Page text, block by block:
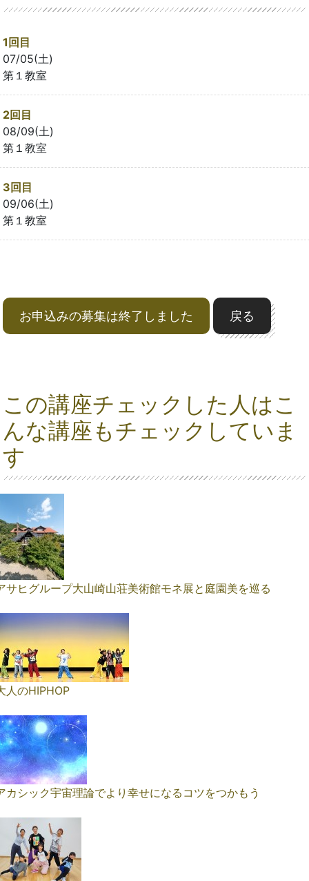
1回目
07/05(土)
第１教室
2回目
08/09(土)
第１教室
3回目
09/06(土)
第１教室
お申込みの募集は終了しました 戻る
この講座チェックした人はこ
んな講座もチェックしていま
す
サヒグループ大山崎山荘美術館モネ展と庭園美を巡る
人のHIPHOP
カシック宇宙理論でより幸せになるコツをつかもう